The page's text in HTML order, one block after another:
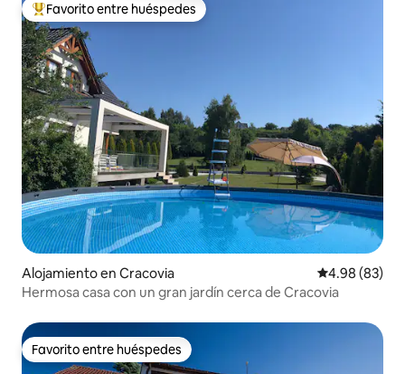
Favorito entre huéspedes preferido
Favorito entre huéspedes
Alojamiento en Cracovia Calificación
4.98 (83)
Hermosa casa con un gran jardín cerca de Cracovia
Favorito entre huéspedes
Favorito entre huéspedes